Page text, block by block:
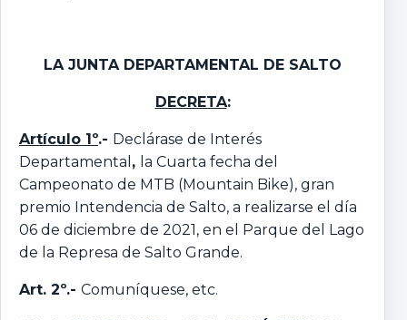
LA JUNTA DEPARTAMENTAL DE SALTO
DECRETA:
Artículo 1º.- Declárase de Interés
Departamental , la Cuarta fecha del
Campeonato de MTB (Mountain Bike), gran
premio Intendencia de Salto, a realizarse el día
06 de diciembre de 2021, en el Parque del Lago
de la Represa de Salto Grande.
Art. 2º.- Comuníquese, etc.